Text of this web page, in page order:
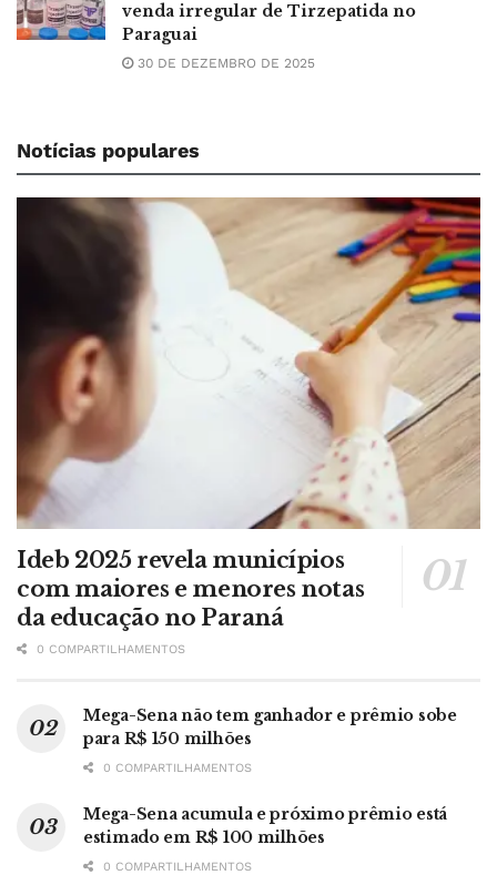
venda irregular de Tirzepatida no
Paraguai
30 DE DEZEMBRO DE 2025
Notícias populares
Ideb 2025 revela municípios
com maiores e menores notas
da educação no Paraná
0 COMPARTILHAMENTOS
Mega-Sena não tem ganhador e prêmio sobe
para R$ 150 milhões
0 COMPARTILHAMENTOS
Mega-Sena acumula e próximo prêmio está
estimado em R$ 100 milhões
0 COMPARTILHAMENTOS